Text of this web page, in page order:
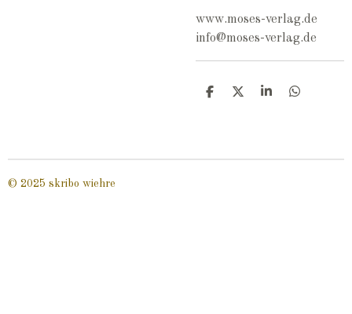
www.moses-verlag.de
info@moses-verlag.de
T
n
T
n
T
n
T
n
© 2025 skribo wiehre